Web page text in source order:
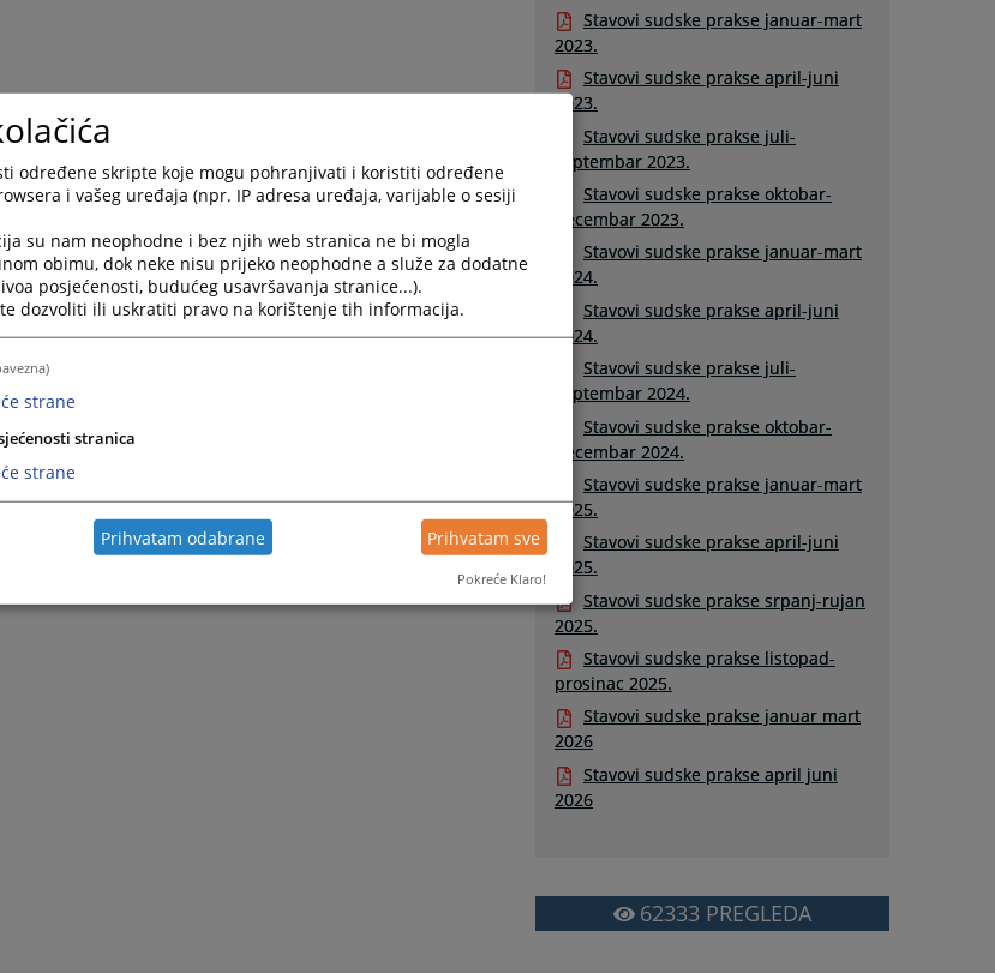
Stavovi sudske prakse januar-mart
2023.
Stavovi sudske prakse april-juni
2023.
Stavovi sudske prakse juli-
septembar 2023.
Stavovi sudske prakse oktobar-
decembar 2023.
Stavovi sudske prakse januar-mart
2024.
Stavovi sudske prakse april-juni
2024.
Stavovi sudske prakse juli-
septembar 2024.
Stavovi sudske prakse oktobar-
decembar 2024.
Stavovi sudske prakse januar-mart
2025.
Stavovi sudske prakse april-juni
2025.
Stavovi sudske prakse srpanj-rujan
2025.
Stavovi sudske prakse listopad-
prosinac 2025.
Stavovi sudske prakse januar mart
2026
Stavovi sudske prakse april juni
2026
62333 PREGLEDA
određene skripte koje mogu pohranjivati i koristiti određene
i vašeg uređaja (npr. IP adresa uređaja, varijable o sesiji
su nam neophodne i bez njih web stranica ne bi mogla
obimu, dok neke nisu prijeko neophodne a služe za dodatne
posjećenosti, budućeg usavršavanja stranice...).
dozvoliti ili uskratiti pravo na korištenje tih informacija.
strane
stranica
strane
Prihvatam odabrane Prihvatam sve
Pokreće Klaro!